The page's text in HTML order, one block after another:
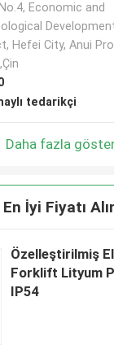
Economic and
Hefei City, Anui
tedarikçi
Daha fazla
En İyi Fiyatı
Özelleştirilmiş
Forklift Lityum
IP54